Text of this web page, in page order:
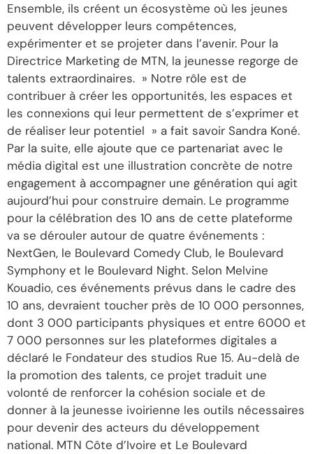
Ensemble, ils créent un écosystème où les jeunes
peuvent développer leurs compétences,
expérimenter et se projeter dans l’avenir. Pour la
Directrice Marketing de MTN, la jeunesse regorge de
talents extraordinaires. » Notre rôle est de
contribuer à créer les opportunités, les espaces et
les connexions qui leur permettent de s’exprimer et
de réaliser leur potentiel » a fait savoir Sandra Koné.
Par la suite, elle ajoute que ce partenariat avec le
média digital est une illustration concrète de notre
engagement à accompagner une génération qui agit
aujourd’hui pour construire demain. Le programme
pour la célébration des 10 ans de cette plateforme
va se dérouler autour de quatre événements :
NextGen, le Boulevard Comedy Club, le Boulevard
Symphony et le Boulevard Night. Selon Melvine
Kouadio, ces événements prévus dans le cadre des
10 ans, devraient toucher près de 10 000 personnes,
dont 3 000 participants physiques et entre 6000 et
7 000 personnes sur les plateformes digitales a
déclaré le Fondateur des studios Rue 15. Au-delà de
la promotion des talents, ce projet traduit une
volonté de renforcer la cohésion sociale et de
donner à la jeunesse ivoirienne les outils nécessaires
pour devenir des acteurs du développement
national. MTN Côte d’Ivoire et Le Boulevard